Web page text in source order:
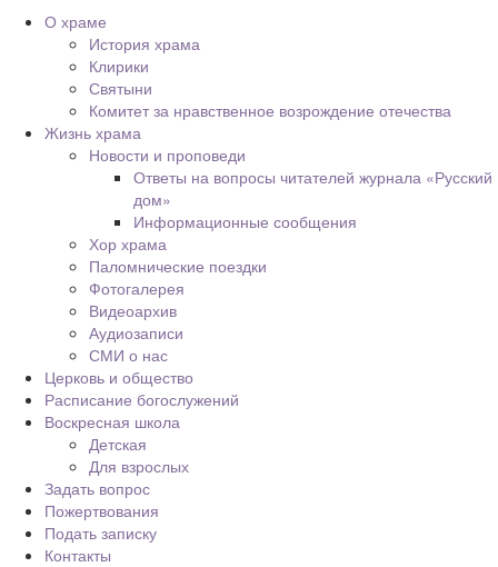
О храме
История храма
Клирики
Святыни
Комитет за нравственное возрождение отечества
Жизнь храма
Новости и проповеди
Ответы на вопросы читателей журнала «Русский
дом»
Информационные сообщения
Хор храма
Паломнические поездки
Фотогалерея
Видеоархив
Аудиозаписи
СМИ о нас
Церковь и общество
Расписание богослужений
Воскресная школа
Детская
Для взрослых
Задать вопрос
Пожертвования
Подать записку
Контакты